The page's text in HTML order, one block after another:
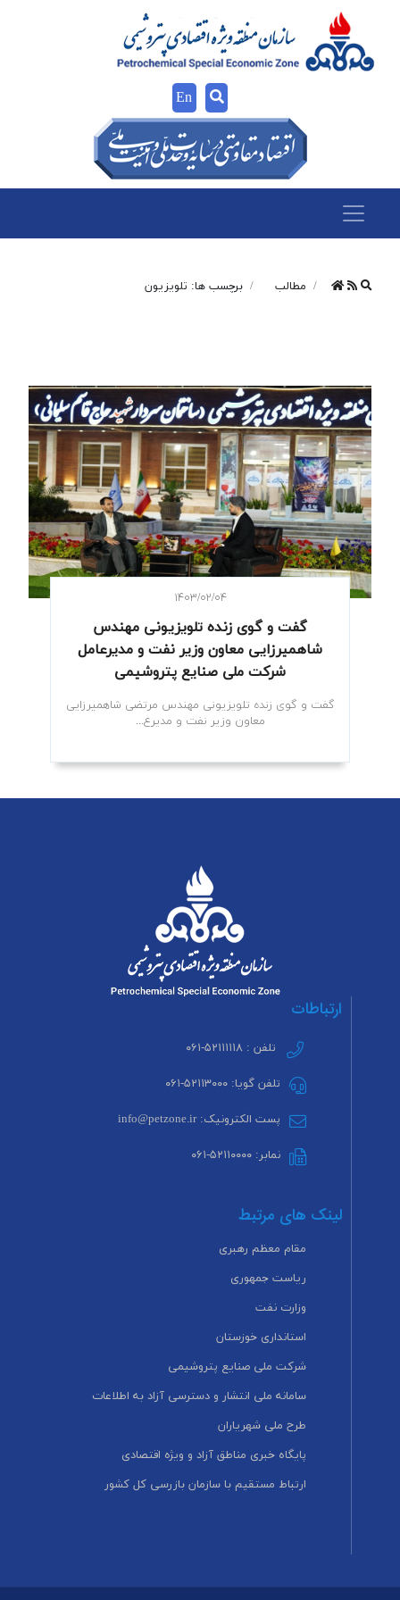
En
مطالب برچسب ها: تلویزیون
۱۴۰۳/۰۲/۰۴
گفت و گوی زنده تلویزیونی مهندس
شاهمیرزایی معاون وزیر نفت و مدیرعامل
شرکت ملی صنایع پتروشیمی
گفت و گوی زنده تلویزیونی مهندس مرتضی شاهمیرزایی
معاون وزیر نفت و مدیرع...
ارتباطات
تلفن : ۵۲۱۱۱۱۱۸-۰۶۱
تلفن گویا: ۵۲۱۱۳۰۰۰-۰۶۱
پست الکترونیک: info@petzone.ir
نمابر: ۵۲۱۱۰۰۰۰-۰۶۱
لینک های مرتبط
مقام معظم رهبری
ریاست جمهوری
وزارت نفت
استانداری خوزستان
شرکت ملی صنایع پتروشیمی
سامانه ملی انتشار و دسترسی آزاد به اطلاعات
طرح ملی شهریاران
پایگاه خبری مناطق آزاد و ویژه اقتصادی
ارتباط مستقیم با سازمان بازرسی کل کشور